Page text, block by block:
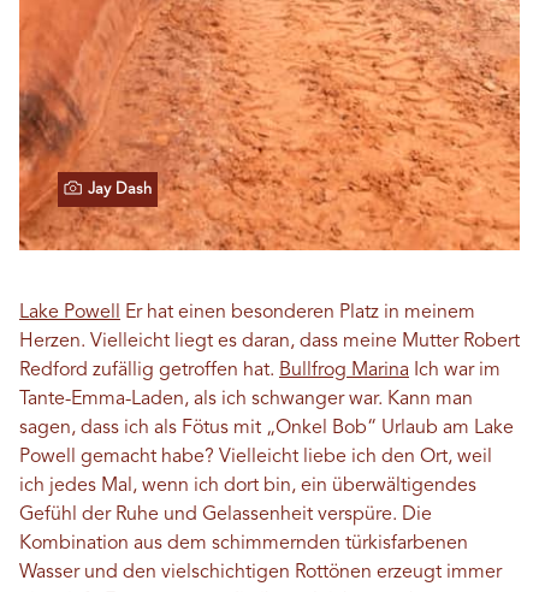
Jay Dash
Lake Powell
Er hat einen besonderen Platz in meinem
Herzen. Vielleicht liegt es daran, dass meine Mutter Robert
Redford zufällig getroffen hat. Bullfrog Marina Ich war im
Tante-Emma-Laden, als ich schwanger war. Kann man
sagen, dass ich als Fötus mit „Onkel Bob“ Urlaub am Lake
Powell gemacht habe? Vielleicht liebe ich den Ort, weil
ich jedes Mal, wenn ich dort bin, ein überwältigendes
Gefühl der Ruhe und Gelassenheit verspüre. Die
Kombination aus dem schimmernden türkisfarbenen
Wasser und den vielschichtigen Rottönen erzeugt immer